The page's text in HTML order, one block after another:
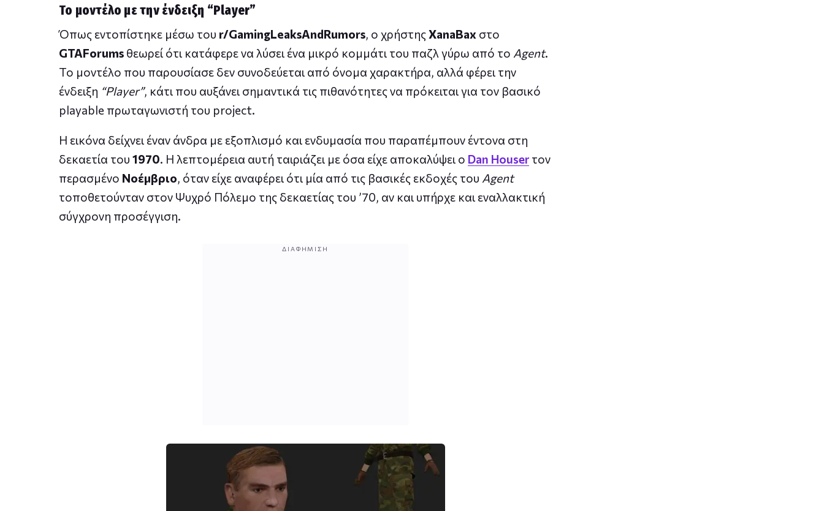
Το μοντέλο με την ένδειξη “Player”
Όπως εντοπίστηκε μέσω του r/GamingLeaksAndRumors, ο χρήστηςXanaBax στο
GTAForums θεωρεί ότι κατάφερε να λύσει ένα μικρό κομμάτι του παζλ γύρω από το Agent.
Το μοντέλο που παρουσίασε δεν συνοδεύεται από όνομα χαρακτήρα, αλλά φέρει την
ένδειξη “Player”, κάτι που αυξάνει σημαντικά τις πιθανότητες να πρόκειται για τον βασικό
playable πρωταγωνιστή του project.
Η εικόνα δείχνει έναν άνδρα με εξοπλισμό και ενδυμασία που παραπέμπουν έντονα στη
δεκαετία του 1970. Η λεπτομέρεια αυτή ταιριάζει με όσα είχε αποκαλύψει ο Dan Houser τον
περασμένο Νοέμβριο, όταν είχε αναφέρει ότι μία από τις βασικές εκδοχές του Agent
τοποθετούνταν στον Ψυχρό Πόλεμο της δεκαετίας του ’70, αν και υπήρχε και εναλλακτική
σύγχρονη προσέγγιση.
ΔΙΑΦΉΜΙΣΗ